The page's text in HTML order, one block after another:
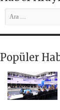
Popüler